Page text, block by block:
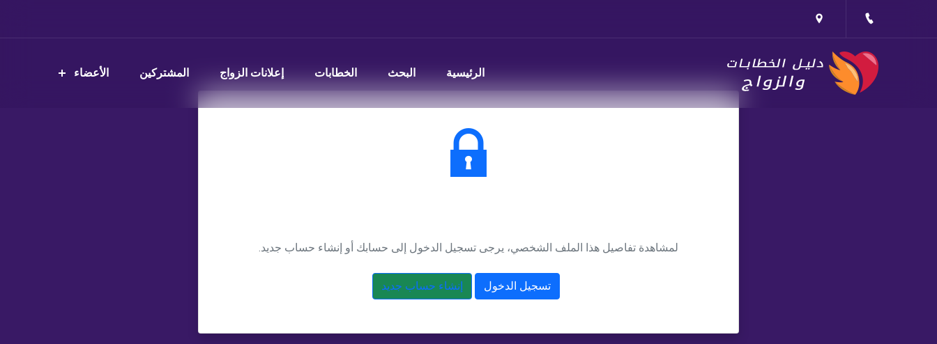
الرئيسية البحث الخطابات إعلانات الزواج المشتركين الأعضاء
لمشاهدة تفاصيل هذا الملف الشخصي، يرجى تسجيل الدخول إلى حسابك أو إنشاء حساب جديد.
تسجيل الدخول إنشاء حساب جديد